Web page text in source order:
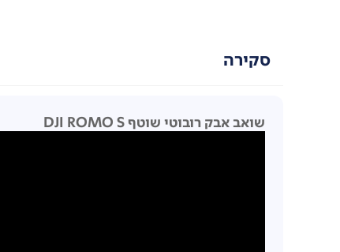
סקירה
שואב אבק רובוטי שוטף DJI ROMO S